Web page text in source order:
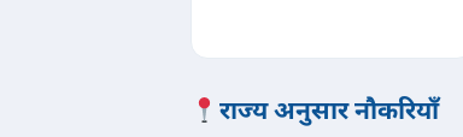
राज्य अनुसार नौकरियाँ